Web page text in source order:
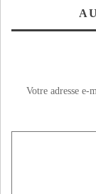
Votre adresse e-